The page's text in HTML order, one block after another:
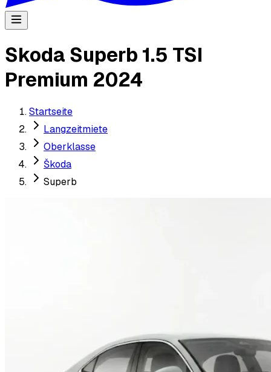
Skoda Superb 1.5 TSI
Premium 2024
Startseite
Langzeitmiete
Oberklasse
Škoda
Superb